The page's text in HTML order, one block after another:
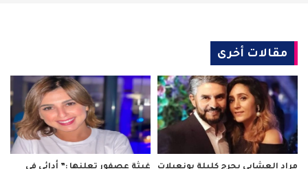
مقالات أخرى